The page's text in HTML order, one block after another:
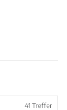
41 Treffer